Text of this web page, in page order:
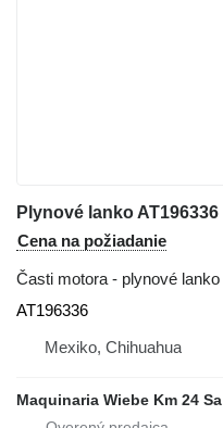
Cena na požiadanie
Časti motora - plynové lanko
AT196336
Mexiko, Chihuahua
Maquinaria Wiebe Km 24 Sa